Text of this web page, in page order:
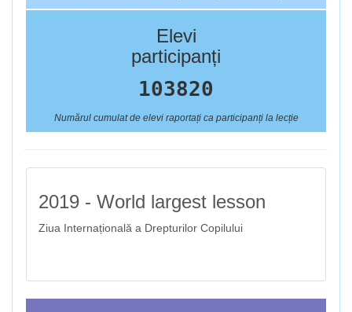
Elevi
participanți
103820
Numărul cumulat de elevi raportați ca participanți la lecție
2019 - World largest lesson
Ziua Internațională a Drepturilor Copilului